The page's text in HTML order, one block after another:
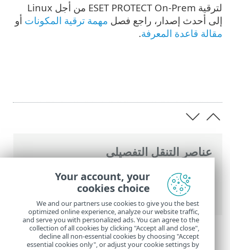
عناصر التنقل التفصيلي
تعليمات ESET عبر الإنترنت >
ESET PROTECT
On-Prem
> تثبيت> تثبيت المكونات على نظام
تشغيل Linux
لترقية ‎ESET PROTECT On-Prem من أجل Linux
إلى أحدث إصدار، راجع فصل مهمة ترقية المكونات أو
مقالة قاعدة المعرفة.
Your account, your
cookies choice
We and our partners use cookies to give you the best
optimized online experience, analyze our website traffic,
and serve you with personalized ads. You can agree to the
collection of all cookies by clicking "Accept all and close",
decline all non-essential cookies by choosing "Accept
essential cookies only", or adjust your cookie settings by